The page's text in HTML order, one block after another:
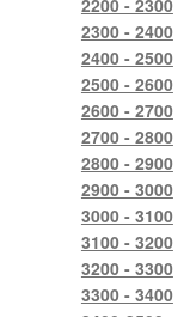
2300 - 2400
2400 - 2500
2500 - 2600
2600 - 2700
2700 - 2800
2800 - 2900
2900 - 3000
3000 - 3100
3100 - 3200
3200 - 3300
3300 - 3400